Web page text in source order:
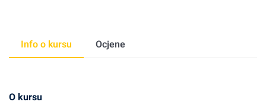
Info o kursu Ocjene
O kursu